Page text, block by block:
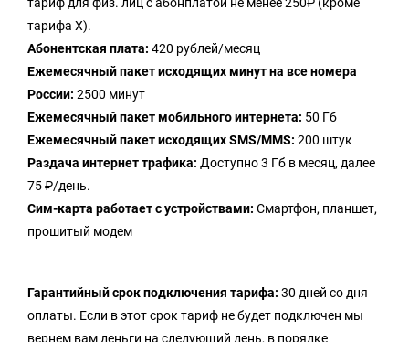
тариф для физ. лиц с абонплатой не менее 250₽ (кроме
тарифа Х).
Абонентская плата: 420 рублей/месяц
Ежемесячный пакет исходящих минут на все номера
России: 2500 минут
Ежемесячный пакет мобильного интернета: 50 Гб
Ежемесячный пакет исходящих SMS/MMS: 200 штук
Раздача интернет трафика: Доступно 3 Гб в месяц, далее
75 ₽/день.
Сим-карта работает с устройствами: Смартфон, планшет,
прошитый модем
Гарантийный срок подключения тарифа: 30 дней со дня
оплаты. Если в этот срок тариф не будет подключен мы
вернем вам деньги на следующий день, в порядке